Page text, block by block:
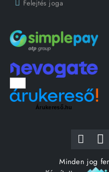
Felejtés joga
Árukereső.hu
Minden jog